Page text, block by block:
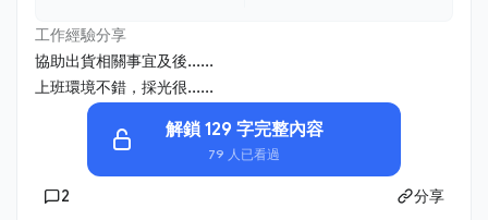
工作經驗分享
協助出貨相關事宜及後......
上班環境不錯，採光很......
解鎖 129 字完整內容
79 人已看過
2 分享